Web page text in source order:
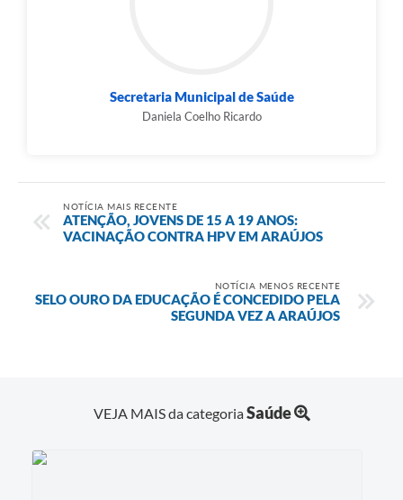
Secretaria Municipal de Saúde
Daniela Coelho Ricardo
NOTÍCIA MAIS RECENTE
ATENÇÃO, JOVENS DE 15 A 19 ANOS:
VACINAÇÃO CONTRA HPV EM ARAÚJOS
NOTÍCIA MENOS RECENTE
SELO OURO DA EDUCAÇÃO É CONCEDIDO PELA
SEGUNDA VEZ A ARAÚJOS
VEJA MAIS da categoriaSaúde